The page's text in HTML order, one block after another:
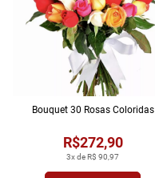
3x de R$ 90,97
R$272,90
Bouquet 30 Rosas Coloridas